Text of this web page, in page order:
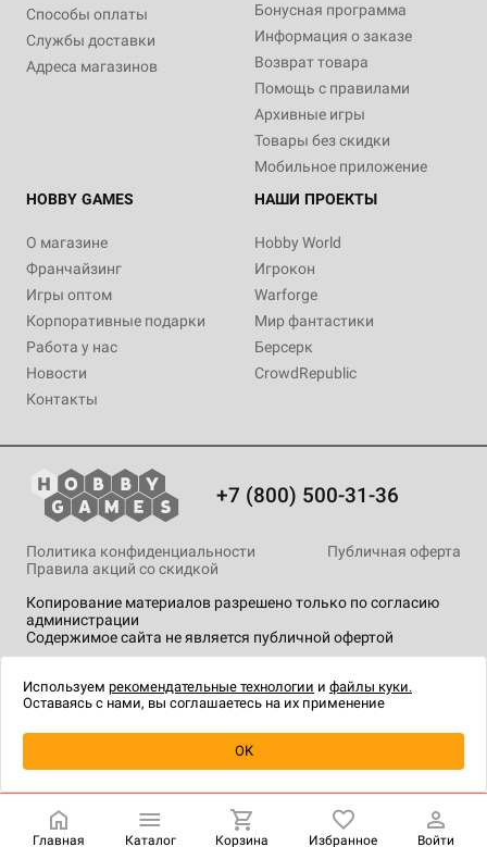
Уведомить о наличии
Способы оплаты
Службы доставки
Адреса магазинов
Бонусная программа
Информация о заказе
Возврат товара
Помощь с правилами
Архивные игры
Товары без скидки
Мобильное приложение
HOBBY GAMES
О магазине
Франчайзинг
Игры оптом
Корпоративные подарки
Работа у нас
Новости
Контакты
НАШИ ПРОЕКТЫ
Hobby World
Игрокон
Warforge
Мир фантастики
Берсерк
CrowdRepublic
+7 (800) 500-31-36
Копирование материалов разрешено только по согласию
администрации
Содержимое сайта не является публичной офертой
Политика конфиденциальности
Публичная оферта
Правила акций со скидкой
технологии.
Главная Каталог Корзина Избранное Войти
Используем рекомендательные технологии и файлы куки.
Оставаясь с нами, вы соглашаетесь на их применение
OK